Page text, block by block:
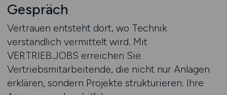
Gespräch
Vertrauen entsteht dort, wo Technik
verständlich vermittelt wird. Mit
VERTRIEB.JOBS erreichen Sie
Vertriebsmitarbeitende, die nicht nur Anlagen
erklären, sondern Projekte strukturieren. Ihre